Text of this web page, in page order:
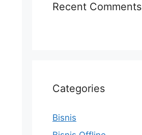
Recent Comments
Categories
Bisnis